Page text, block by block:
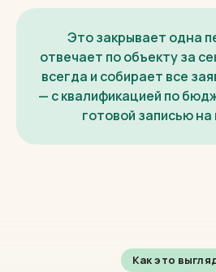
Это закрывает одна
отвечает по объекту за
всегда и собирает все
— с квалификацией по
готовой записью
Как это